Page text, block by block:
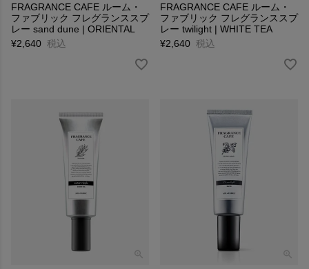
FRAGRANCE CAFE ルーム・
ファブリック フレグランススプ
レー sand dune | ORIENTAL
¥2,640 税込
FRAGRANCE CAFE ルーム・
ファブリック フレグランススプ
レー twilight | WHITE TEA
¥2,640 税込